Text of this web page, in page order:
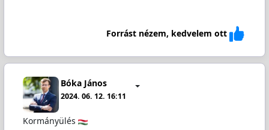
Forrást nézem, kedvelem ott
Bóka János
2024. 06. 12. 16:11
Kormányülés